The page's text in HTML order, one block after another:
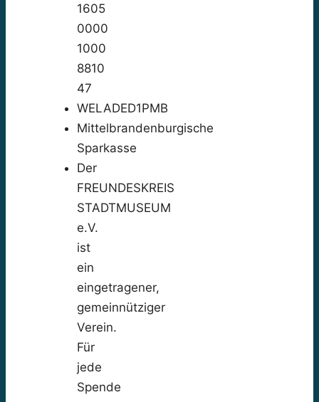
1605
0000
1000
8810
47
WELADED1PMB
Mittelbrandenburgische
Sparkasse
Der
FREUNDESKREIS
STADTMUSEUM
e.V.
ist
ein
eingetragener,
gemeinnütziger
Verein.
Für
jede
Spende